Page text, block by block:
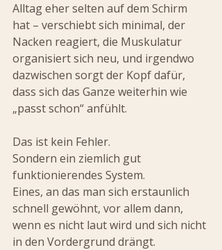
Alltag eher selten auf dem Schirm
hat – verschiebt sich minimal, der
Nacken reagiert, die Muskulatur
organisiert sich neu, und irgendwo
dazwischen sorgt der Kopf dafür,
dass sich das Ganze weiterhin wie
„passt schon“ anfühlt.
Das ist kein Fehler.
Sondern ein ziemlich gut
funktionierendes System.
Eines, an das man sich erstaunlich
schnell gewöhnt, vor allem dann,
wenn es nicht laut wird und sich nicht
in den Vordergrund drängt.